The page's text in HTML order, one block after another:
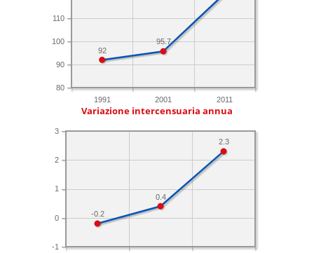
1991 2001 2011
80
90
100
110
95.7
92
Variazione intercensuaria annua
-1
0
1
2
3
2.3
0.4
-0.2